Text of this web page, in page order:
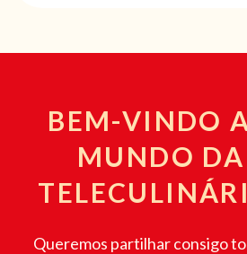
BEM-VINDO
MUNDO DA
Queremos partilhar consigo